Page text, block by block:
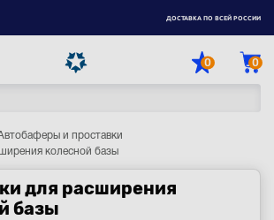
ДОСТАВКА ПО ВСЕЙ РОССИИ
0 0
и проставки
колесной базы
для расширения
базы